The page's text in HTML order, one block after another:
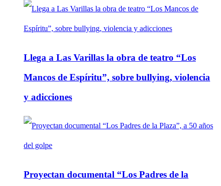
Llega a Las Varillas la obra de teatro “Los
Mancos de Espíritu”, sobre bullying, violencia
y adicciones
Proyectan documental “Los Padres de la